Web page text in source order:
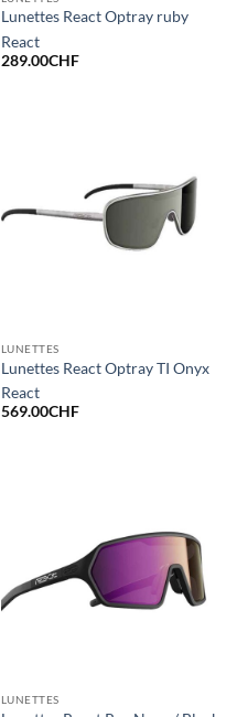
Lunettes React Optray ruby
React
289.00CHF
LUNETTES
Lunettes React Optray TI Onyx
React
569.00CHF
LUNETTES